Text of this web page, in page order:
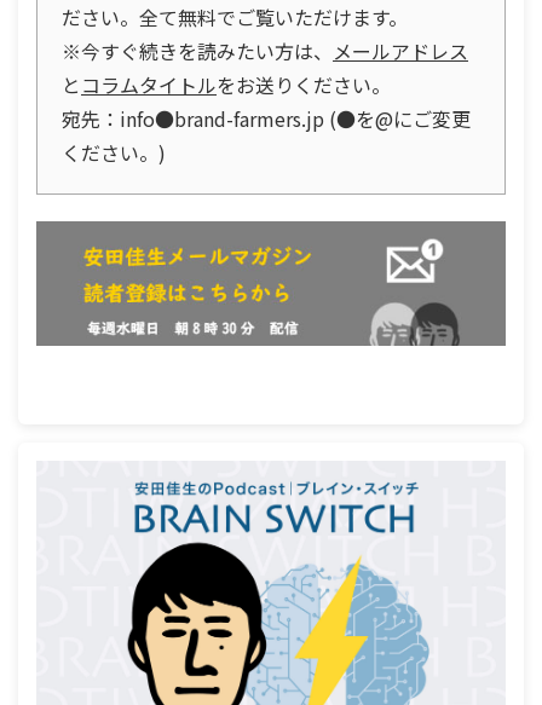
ださい。全て無料でご覧いただけます。
※今すぐ続きを読みたい方は、 メールアドレス
と コラムタイトルをお送りください。
宛先：info●brand-farmers.jp (●を@にご変更
ください。)